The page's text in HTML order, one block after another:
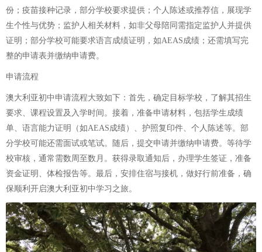
份；疫苗接种记录，部分学校要求提供；个人陈述或推荐信，展现学
生个性与优势；监护人相关材料，如非父母陪同需指定监护人并提供
证明；部分学校可能要求语言成绩证明，如AEAS成绩；还需填写完
整的申请表并缴纳申请费。
申请流程
澳大利亚初中申请流程大致如下：首先，确定目标学校，了解其招生
要求、课程设置及入学时间。接着，准备申请材料，包括学生成绩
单、语言能力证明（如AEAS成绩）、护照复印件、个人陈述等。部
分学校可能还需面试或笔试。随后，提交申请并缴纳申请费。等待学
校审核，通常需数周至数月。获得录取通知后，办理学生签证，准备
资金证明、体检报告等。最后，安排住宿与接机，做好行前准备，确
保顺利开启澳大利亚初中学习之旅。